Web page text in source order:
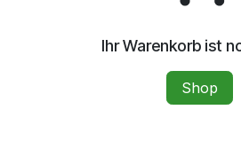
Ihr Warenkorb ist
Shop